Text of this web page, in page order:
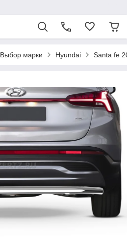
Выбор марки Hyundai Santa fe